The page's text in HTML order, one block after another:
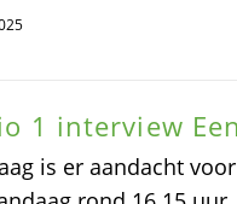
1 interview
is er aandacht